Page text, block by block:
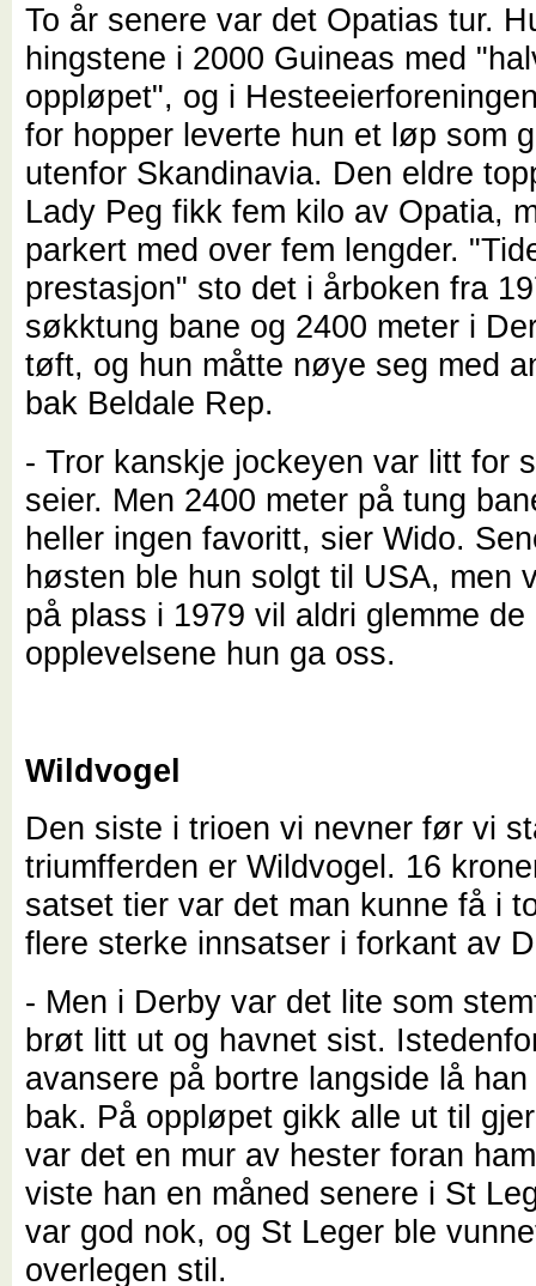
To år senere var det Opatias tur.
hingstene i 2000 Guineas med
oppløpet", og i
for hopper leverte hun et løp som
utenfor Skandinavia. Den eldre
Lady Peg fikk fem kilo av Opatia,
parkert med over fem lengder.
prestasjon" sto det i årboken fra
søkktung bane og 2400 meter i
tøft, og hun måtte nøye seg med
bak Beldale Rep.
- Tror kanskje jockeyen var litt for
seier. Men 2400 meter på tung
heller ingen favoritt, sier Wido.
høsten ble hun solgt til USA, men
på plass i 1979 vil aldri glemme de
opplevelsene hun ga oss.
Wildvogel
Den siste i trioen vi nevner før vi
triumfferden er Wildvogel. 16
satset tier var det man kunne få i
flere sterke innsatser i forkant av
- Men i Derby var det lite som
brøt litt ut og havnet sist.
avansere på bortre langside lå
bak. På oppløpet gikk alle ut til
var det en mur av hester foran
viste han en måned senere i St
var god nok, og St Leger ble
overlegen stil.